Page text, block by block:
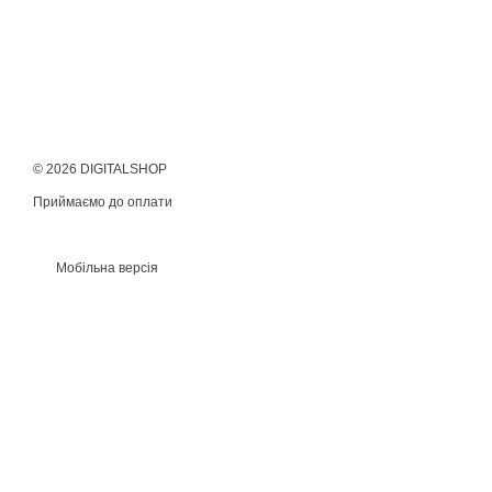
© 2026 DIGITALSHOP
Приймаємо до оплати
Мобільна версія